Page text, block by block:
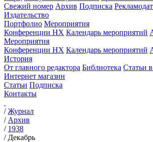
Свежий номер Архив Подписка
Издательство
Портфолио Мероприятия
Конференции НХ Календарь мероприятий
Мероприятия
Конференции НХ Календарь мероприятий
История
От главного редактора Библиотека Статьи
Интернет магазин
Статьи Подписка
Контакты
/Журнал
/ Архив
/ 1938
/ Декабрь